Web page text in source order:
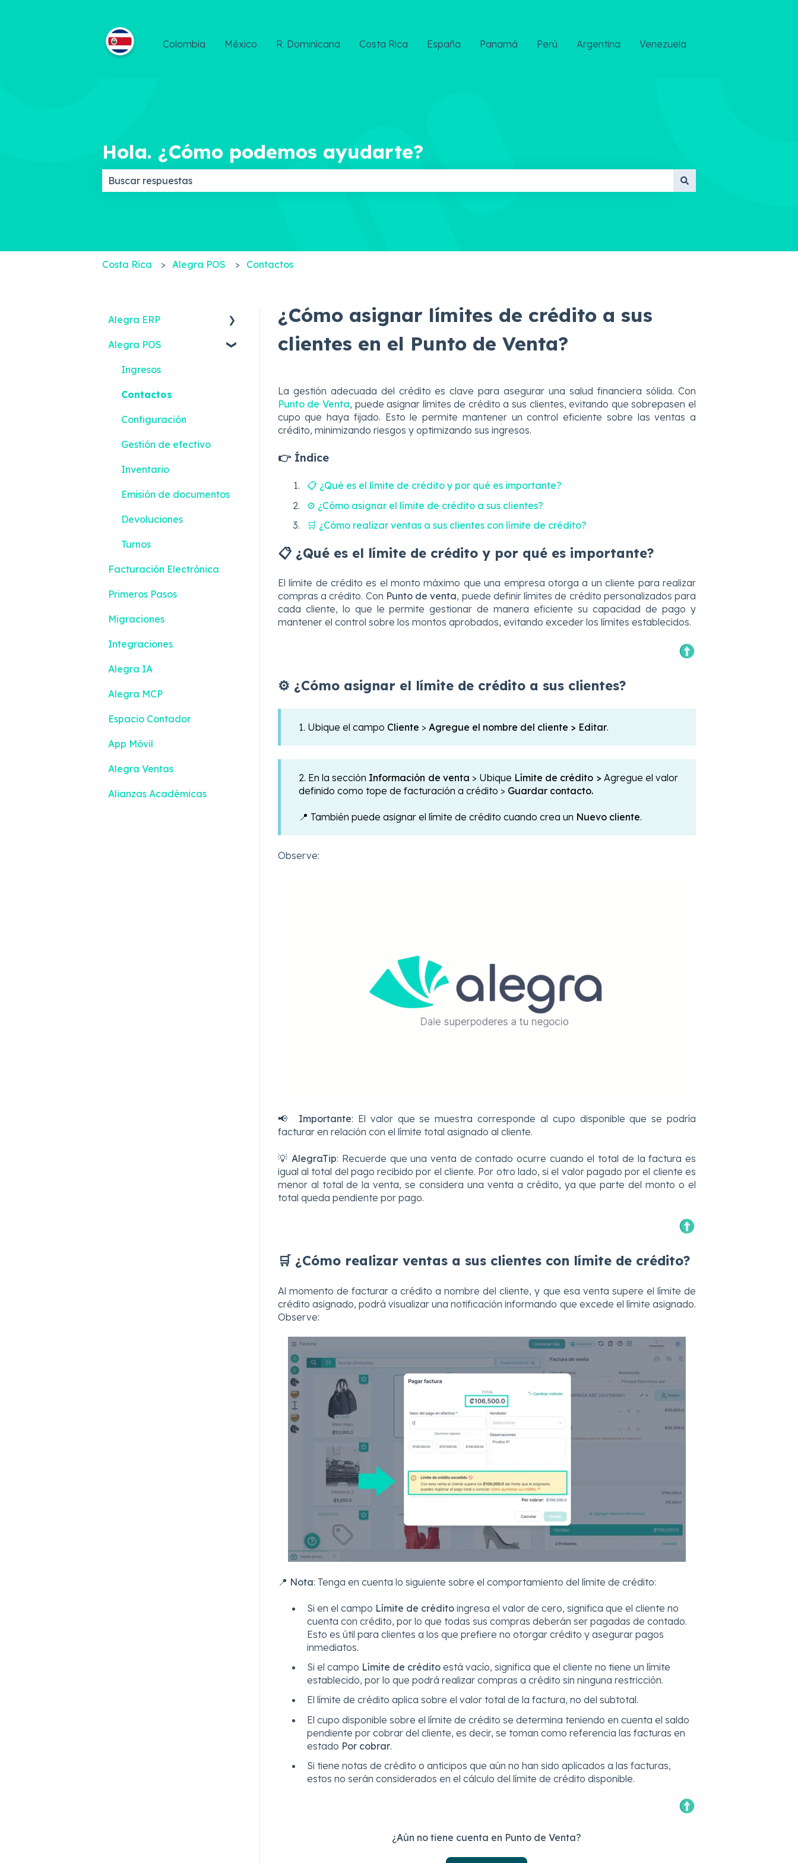
Colombia México R. Dominicana Costa Rica España Panamá Perú Argentina Venezuela
Hola. ¿Cómo podemos ayudarte?
Costa Rica Alegra POS Contactos
¿Cómo asignar límites de crédito a sus
clientes en el Punto de Venta?
La gestión adecuada del crédito es clave para asegurar una salud financiera sólida. Con
Punto de Venta, puede asignar límites de crédito a sus clientes, evitando que sobrepasen el
cupo que haya fijado. Esto le permite mantener un control eficiente sobre las ventas a
crédito, minimizando riesgos y optimizando sus ingresos.
👉 Índice
📋 ¿Qué es el límite de crédito y por qué es importante?
⚙️ ¿Cómo asignar el límite de crédito a sus clientes?
🛒 ¿Cómo realizar ventas a sus clientes con límite de crédito?
📋 ¿Qué es el límite de crédito y por qué es importante?
El límite de crédito es el monto máximo que una empresa otorga a un cliente para realizar
compras a crédito. Con Punto de venta, puede definir límites de crédito personalizados para
cada cliente, lo que le permite gestionar de manera eficiente su capacidad de pago y
mantener el control sobre los montos aprobados, evitando exceder los límites establecidos.
⚙️ ¿Cómo asignar el límite de crédito a sus clientes?
1. Ubique el campo Cliente > Agregue el nombre del cliente > Editar.
2. En la sección Información de venta > Ubique Límite de crédito > Agregue el valor
definido como tope de facturación a crédito > Guardar contacto.
📍 También puede asignar el límite de crédito cuando crea un Nuevo cliente.
Observe:
📢 Importante: El valor que se muestra corresponde al cupo disponible que se podría
facturar en relación con el límite total asignado al cliente.
💡 AlegraTip: Recuerde que una venta de contado ocurre cuando el total de la factura es
igual al total del pago recibido por el cliente. Por otro lado, si el valor pagado por el cliente es
menor al total de la venta, se considera una venta a crédito, ya que parte del monto o el
total queda pendiente por pago.
🛒 ¿Cómo realizar ventas a sus clientes con límite de crédito?
Al momento de facturar a crédito a nombre del cliente, y que esa venta supere el límite de
crédito asignado, podrá visualizar una notificación informando que excede el límite asignado.
Observe:
📍 Nota: Tenga en cuenta lo siguiente sobre el comportamiento del límite de crédito:
Si en el campo Límite de créditoingresa el valor de cero, significa que el cliente no
cuenta con crédito, por lo que todas sus compras deberán ser pagadas de contado.
Esto es útil para clientes a los que prefiere no otorgar crédito y asegurar pagos
inmediatos.
Si el campo Límite de créditoestá vacío, significa que el cliente no tiene un límite
establecido, por lo que podrá realizar compras a crédito sin ninguna restricción.
El límite de crédito aplica sobre el valor total de la factura, no del subtotal.
El cupo disponible sobre el límite de crédito se determina teniendo en cuenta el saldo
pendiente por cobrar del cliente, es decir, se toman como referencia las facturas en
estado Por cobrar.
Si tiene notas de crédito o anticipos que aún no han sido aplicados a las facturas,
estos no serán considerados en el cálculo del límite de crédito disponible.
¿Aún no tiene cuenta en Punto de Venta?
Alegra ERP
Ingresos
Reportes
Gastos
Impuestos y
Alegra POS
Ingresos
Contactos
Configuración
Gestión de efectivo
Inventario
Emisión de documentos
Devoluciones
Turnos
Facturación Electrónica
Primeros Pasos
Migraciones
Integraciones
Alegra IA
Alegra MCP
Espacio Contador
App Móvil
Alegra Ventas
Alianzas Académicas